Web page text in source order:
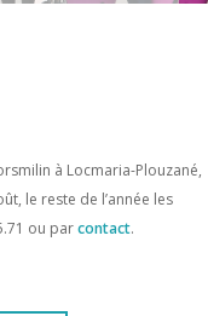
à Locmaria-Plouzané,
le reste de l’année les
ou parcontact.